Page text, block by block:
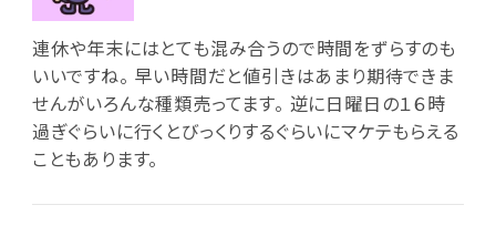
連休や年末にはとても混み合うので時間をずらすのも
いいですね。 早い時間だと値引きはあまり期待できま
せんがいろんな種類売ってます。 逆に日曜日の１６時
過ぎぐらいに行くとびっくりするぐらいにマケテもらえる
こともあります。